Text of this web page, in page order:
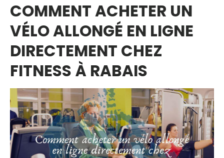
COMMENT ACHETER UN
VÉLO ALLONGÉ EN LIGNE
DIRECTEMENT CHEZ
FITNESS À RABAIS